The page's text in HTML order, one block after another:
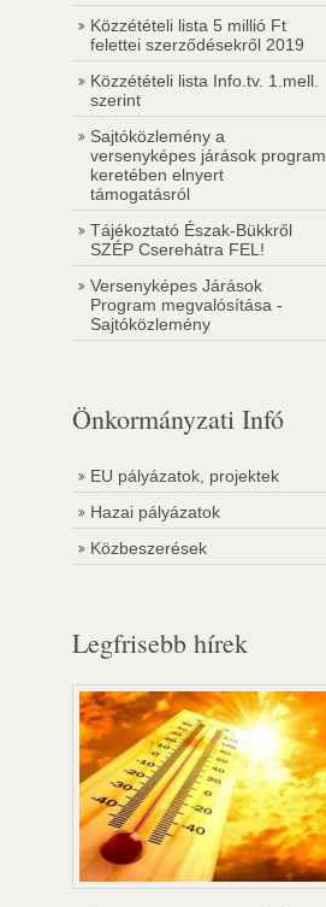
Közzétételi lista 5 millió Ft
felettei szerződésekről 2019
Közzétételi lista Info.tv. 1.mell.
szerint
Sajtóközlemény a
versenyképes járások program
keretében elnyert
támogatásról
Tájékoztató Észak-Bükkről
SZÉP Cserehátra FEL!
Versenyképes Járások
Program megvalósítása -
Sajtóközlemény
Önkormányzati Infó
EU pályázatok, projektek
Hazai pályázatok
Közbeszerések
Legfrisebb hírek